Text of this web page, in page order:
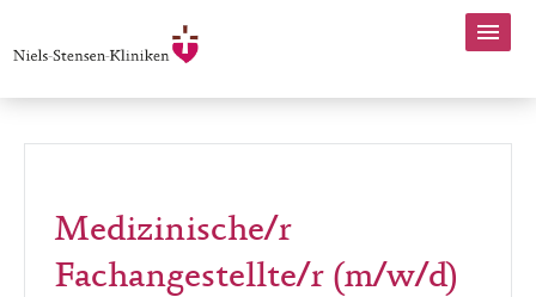
Medizinische/r
Fachangestellte/r (m/w/d)